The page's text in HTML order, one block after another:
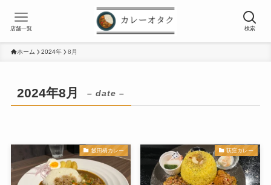
検索
店舗一覧
ホーム 2024年 8月
2024年8月 – date –
飯田橋カレー 荻窪カレー